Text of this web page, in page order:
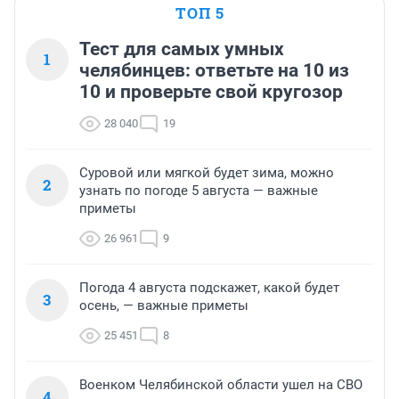
НЕ ПРЕДПОСЫЛОК ЧТО НЕФТЬ В 2016 БУДЕТ ХОТЯ
БЫ 50 $ ! СИТУАЦИЯ УХУДШАЕТСЯ! ВСЕ ЕМКОСТИ С
НЕФТЬЮ ЗАПОЛНЕНЫ ! КОГДА ИХ НАЧНУТ
ПРОДАВАТЬ НЕФТЬ МОЖЕТ УЙТИ И НА 20-25$!
ТОП 5
1
Тест для самых умных
челябинцев: ответьте на 10 из
10 и проверьте свой кругозор
28 040 19
2
Суровой или мягкой будет зима, можно
узнать по погоде 5 августа — важные
приметы
26 961 9
3
Погода 4 августа подскажет, какой будет
осень, — важные приметы
25 451 8
Военком Челябинской области ушел на СВО